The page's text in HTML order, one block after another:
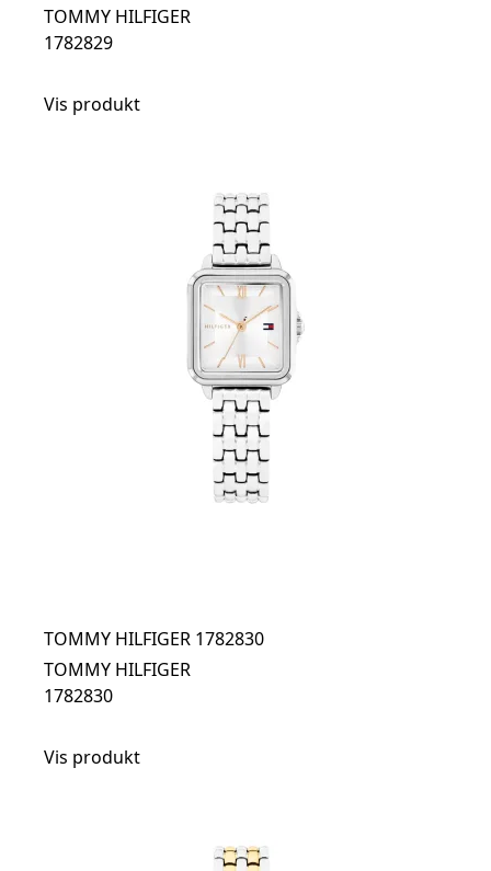
TOMMY HILFIGER
1782829
Vis produkt
TOMMY HILFIGER 1782830
TOMMY HILFIGER
1782830
Vis produkt